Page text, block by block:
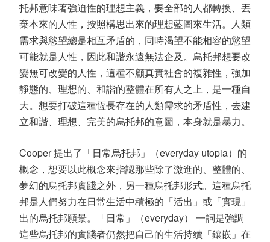
托邦意味著強迫性的理想主義，要全部的人都轉換、丟
棄本來的人性，按照構思出來的理想藍圖來生活。人類
需求與慾望總是相互矛盾的，同時渴望不能相容的慾望
可能就是人性，因此和諧永遠無法企及。烏托邦想要改
變無可改變的人性，這種不顧真實社會的複雜性，強加
靜態的、理想的、和諧的整體在所有人之上，是一種自
大。想要打破這種恆長存在的人類需求的矛盾性，去建
立和諧、理想、完美的烏托邦的意圖，本身就是暴力。
Cooper 提出了「日常烏托邦」（everyday utopia）的
概念，想要以此概念來指認那些除了激進的、整體的、
夢幻的烏托邦實踐之外，另一種烏托邦形式。這種烏托
邦是人們努力在日常生活中積極的「活出」或「實現」
出的烏托邦願景。「日常」（everyday） 一詞是強調
這些烏托邦的實踐者仍然把自己的生活持續「鑲嵌」在